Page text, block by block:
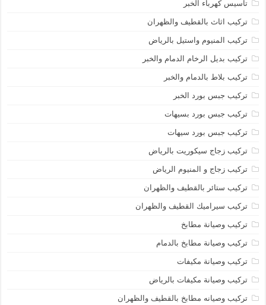
تاسيس كهرباء الخبر
تركيب اثاث بالقطيف والظهران
تركيب المنيوم واستيل بالرياض
تركيب بديل الرخام الدمام والخبر
تركيب بلاط بالدمام والخبر
تركيب جبس بورد الخبر
تركيب جبس بورد بسيهات
تركيب جبس بورد سيهات
تركيب زجاج سيكوريت بالرياض
تركيب زجاج و المنيوم الرياض
تركيب ستائر بالقطيف والظهران
تركيب سيراميك القطيف والظهران
تركيب وصيانة مطابخ
تركيب وصيانة مطابخ بالدمام
تركيب وصيانة مكيفات
تركيب وصيانة مكيفات بالرياض
تركيب وصيانه مطابخ بالقطيف والظهران